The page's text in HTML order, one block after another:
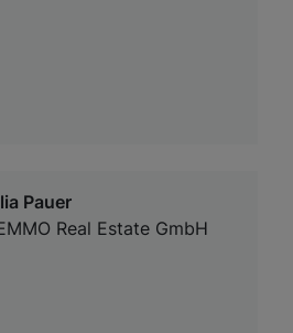
Pauer
Real Estate GmbH